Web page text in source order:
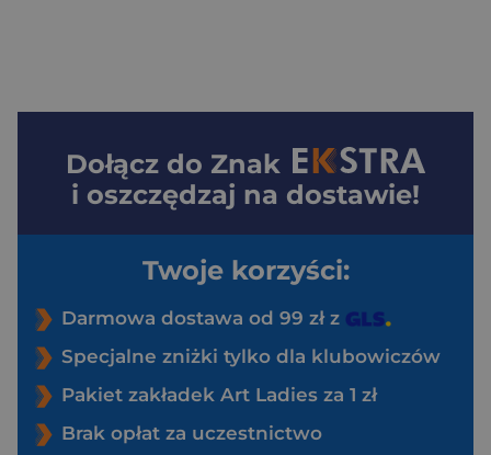
Dołącz do Znak
i oszczędzaj na dostawie!
Twoje korzyści:
Darmowa dostawa od 99 zł z
Specjalne zniżki tylko dla klubowiczów
Pakiet zakładek Art Ladies za 1 zł
Brak opłat za uczestnictwo